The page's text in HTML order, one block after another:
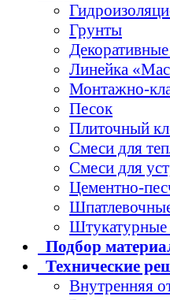
Грунты
Линейка
Монтажно-
Песок
Плиточный
Смеси для
Смеси для
Цементно-
Штукатурные
Подбор
Технические
Внутренняя